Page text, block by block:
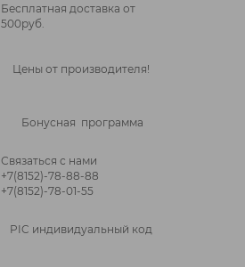
Бесплатная доставка от
500руб.
Цены от производителя!
Бонусная программа
Связаться с нами
+7(8152)‑78‑88‑88
+7(8152)‑78‑01‑55
PIC индивидуальный код